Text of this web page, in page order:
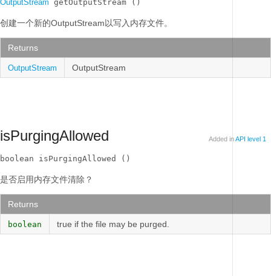
OutputStream getOutputStream ()
创建一个新的OutputStream以写入内存文件。
Returns
OutputStream OutputStream
isPurgingAllowed Added inAPI level 1
boolean isPurgingAllowed ()
是否启用内存文件清除？
Returns
boolean true if the file may be purged.